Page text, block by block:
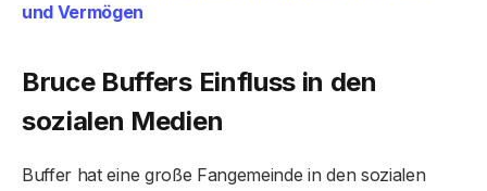
und Vermögen
Bruce Buffers Einfluss in den
sozialen Medien
Buffer hat eine große Fangemeinde in den sozialen